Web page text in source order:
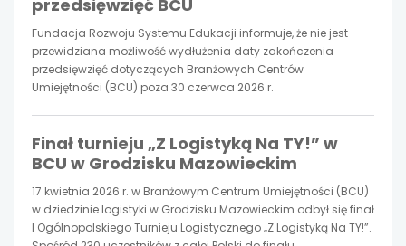
w
nowej
w
nowej
w
nowej
przedsięwzięć BCU
Fundacja Rozwoju Systemu Edukacji informuje, że nie jest
przewidziana możliwość wydłużenia daty zakończenia
przedsięwzięć dotyczących Branżowych Centrów
Umiejętności (BCU) poza 30 czerwca 2026 r.
Finał turnieju „Z Logistyką Na TY!” w
BCU w Grodzisku Mazowieckim
17 kwietnia 2026 r. w Branżowym Centrum Umiejętności (BCU)
w dziedzinie logistyki w Grodzisku Mazowieckim odbył się finał
I Ogólnopolskiego Turnieju Logistycznego „Z Logistyką Na TY!”.